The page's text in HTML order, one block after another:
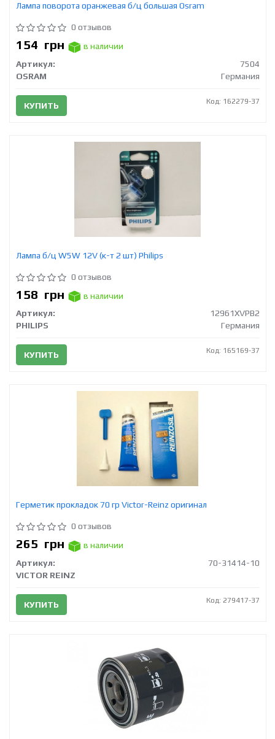
Лампа поворота оранжевая б/ц большая Osram
0 отзывов
154 грн
в наличии
Артикул:
7504
OSRAM
Германия
КУПИТЬ Код: 162279-37
Лампа б/ц W5W 12V (к-т 2 шт) Philips
0 отзывов
158 грн
в наличии
Артикул:
12961XVPB2
PHILIPS
Германия
КУПИТЬ Код: 165169-37
Герметик прокладок 70 гр Victor-Reinz оригинал
0 отзывов
265 грн
в наличии
Артикул:
70-31414-10
VICTOR REINZ
КУПИТЬ Код: 279417-37